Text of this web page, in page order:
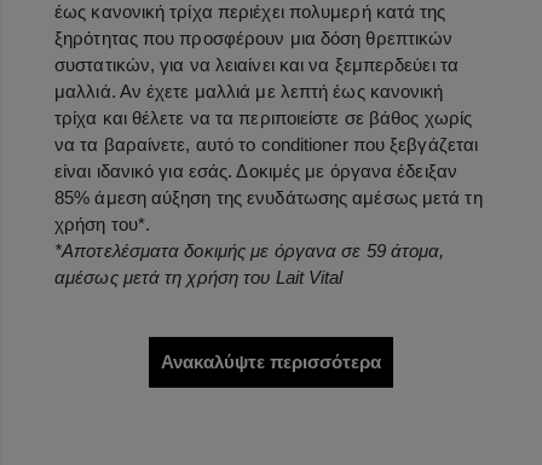
έως κανονική τρίχα περιέχει πολυμερή κατά της
ξηρότητας που προσφέρουν μια δόση θρεπτικών
συστατικών, για να λειαίνει και να ξεμπερδεύει τα
μαλλιά. Αν έχετε μαλλιά με λεπτή έως κανονική
τρίχα και θέλετε να τα περιποιείστε σε βάθος χωρίς
να τα βαραίνετε, αυτό το conditioner που ξεβγάζεται
είναι ιδανικό για εσάς. Δοκιμές με όργανα έδειξαν
85% άμεση αύξηση της ενυδάτωσης αμέσως μετά τη
χρήση του*.
*Αποτελέσματα δοκιμής με όργανα σε 59 άτομα,
αμέσως μετά τη χρήση του Lait Vital
Ανακαλύψτε περισσότερα